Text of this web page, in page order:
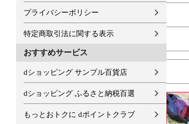
プライバシーポリシー
特定商取引法に関する表示
おすすめサービス
dショッピング サンプル百貨店
dショッピング ふるさと納税百選
もっとおトクに dポイントクラブ